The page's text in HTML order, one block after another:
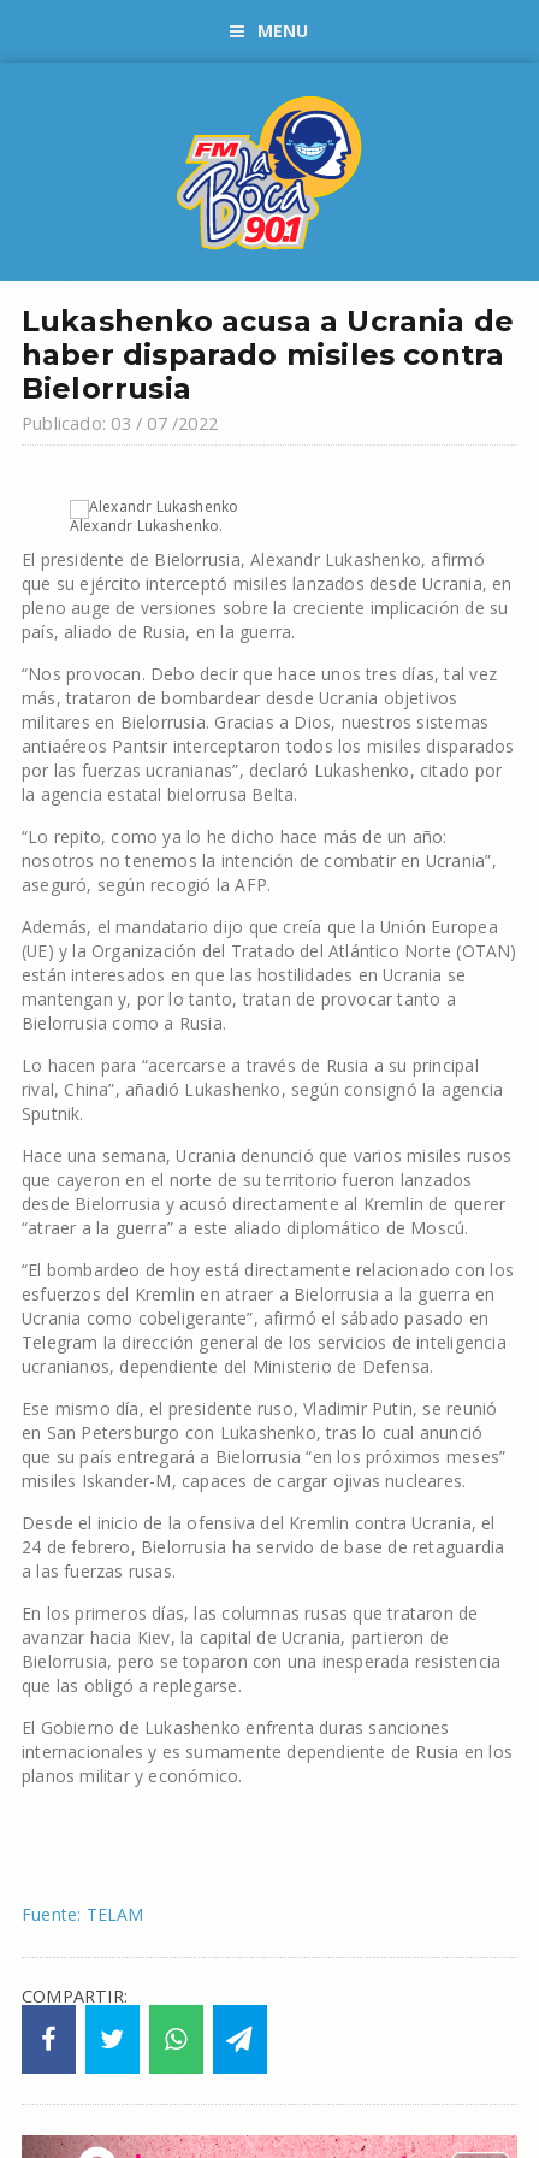
MENU
Lukashenko acusa a Ucrania de
haber disparado misiles contra
Bielorrusia
Publicado: 03 / 07 /2022
Alexandr Lukashenko.
El presidente de Bielorrusia, Alexandr Lukashenko, afirmó
que su ejército interceptó misiles lanzados desde Ucrania, en
pleno auge de versiones sobre la creciente implicación de su
país, aliado de Rusia, en la guerra.
“Nos provocan. Debo decir que hace unos tres días, tal vez
más, trataron de bombardear desde Ucrania objetivos
militares en Bielorrusia. Gracias a Dios, nuestros sistemas
antiaéreos Pantsir interceptaron todos los misiles disparados
por las fuerzas ucranianas”, declaró Lukashenko, citado por
la agencia estatal bielorrusa Belta.
“Lo repito, como ya lo he dicho hace más de un año:
nosotros no tenemos la intención de combatir en Ucrania”,
aseguró, según recogió la AFP.
Además, el mandatario dijo que creía que la Unión Europea
(UE) y la Organización del Tratado del Atlántico Norte (OTAN)
están interesados en que las hostilidades en Ucrania se
mantengan y, por lo tanto, tratan de provocar tanto a
Bielorrusia como a Rusia.
Lo hacen para “acercarse a través de Rusia a su principal
rival, China”, añadió Lukashenko, según consignó la agencia
Sputnik.
Hace una semana, Ucrania denunció que varios misiles rusos
que cayeron en el norte de su territorio fueron lanzados
desde Bielorrusia y acusó directamente al Kremlin de querer
“atraer a la guerra” a este aliado diplomático de Moscú.
“El bombardeo de hoy está directamente relacionado con los
esfuerzos del Kremlin en atraer a Bielorrusia a la guerra en
Ucrania como cobeligerante”, afirmó el sábado pasado en
Telegram la dirección general de los servicios de inteligencia
ucranianos, dependiente del Ministerio de Defensa.
Ese mismo día, el presidente ruso, Vladimir Putin, se reunió
en San Petersburgo con Lukashenko, tras lo cual anunció
que su país entregará a Bielorrusia “en los próximos meses”
misiles Iskander-M, capaces de cargar ojivas nucleares.
Desde el inicio de la ofensiva del Kremlin contra Ucrania, el
24 de febrero, Bielorrusia ha servido de base de retaguardia
a las fuerzas rusas.
En los primeros días, las columnas rusas que trataron de
avanzar hacia Kiev, la capital de Ucrania, partieron de
Bielorrusia, pero se toparon con una inesperada resistencia
que las obligó a replegarse.
El Gobierno de Lukashenko enfrenta duras sanciones
internacionales y es sumamente dependiente de Rusia en los
planos militar y económico.
Fuente: TELAM
COMPARTIR: